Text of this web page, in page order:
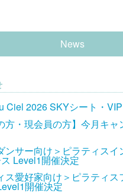
News
Ciel 2026 SKYシート・
方・現会員の方】今月キ
ンサー向け＞ピラティス
Level1開催決定
ス愛好家向け＞ピラティ
開催決定